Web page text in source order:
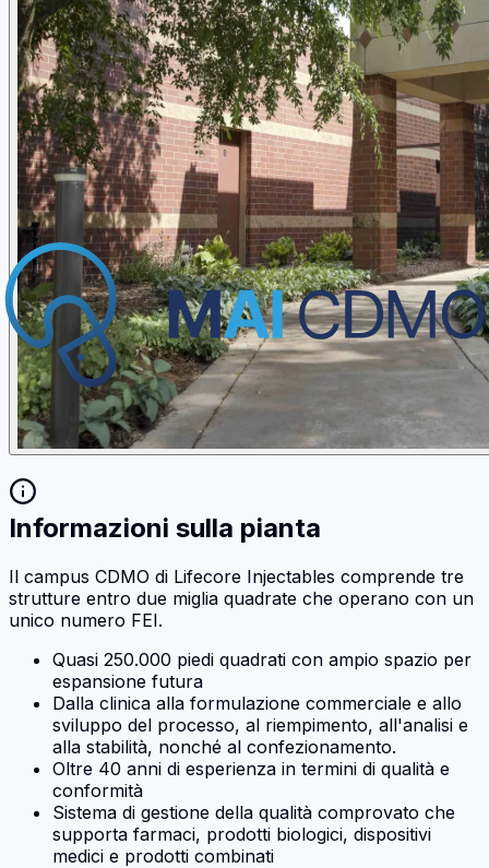
Informazioni sulla pianta
Il campus CDMO di Lifecore Injectables comprende tre
strutture entro due miglia quadrate che operano con un
unico numero FEI.
Quasi 250.000 piedi quadrati con ampio spazio per
espansione futura
Dalla clinica alla formulazione commerciale e allo
sviluppo del processo, al riempimento, all'analisi e
alla stabilità, nonché al confezionamento.
Oltre 40 anni di esperienza in termini di qualità e
conformità
Sistema di gestione della qualità comprovato che
supporta farmaci, prodotti biologici, dispositivi
medici e prodotti combinati